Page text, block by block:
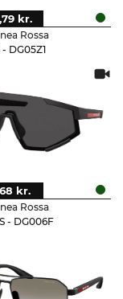
Rossa
- DG05Z1
kr.
Rossa
- DG006F
kr.